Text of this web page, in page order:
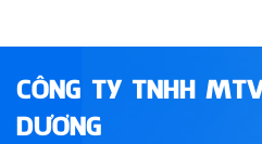
CÔNG TY TNHH
DƯƠNG